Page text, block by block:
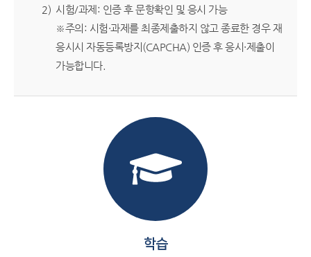
시험/과제: 인증 후 문항확인 및 응시 가능
※주의: 시험·과제를 최종제출하지 않고 종료한 경우 재
응시시 자동등록방지(CAPCHA) 인증 후 응시·제출이
가능합니다.
학습